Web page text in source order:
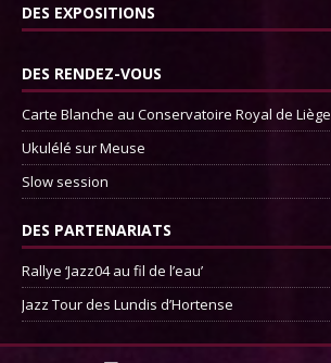
DES EXPOSITIONS
DES RENDEZ-VOUS
Carte Blanche au Conservatoire Royal de Liège
Ukulélé sur Meuse
Slow session
DES PARTENARIATS
Rallye ‘Jazz04 au fil de l’eau’
Jazz Tour des Lundis d’Hortense